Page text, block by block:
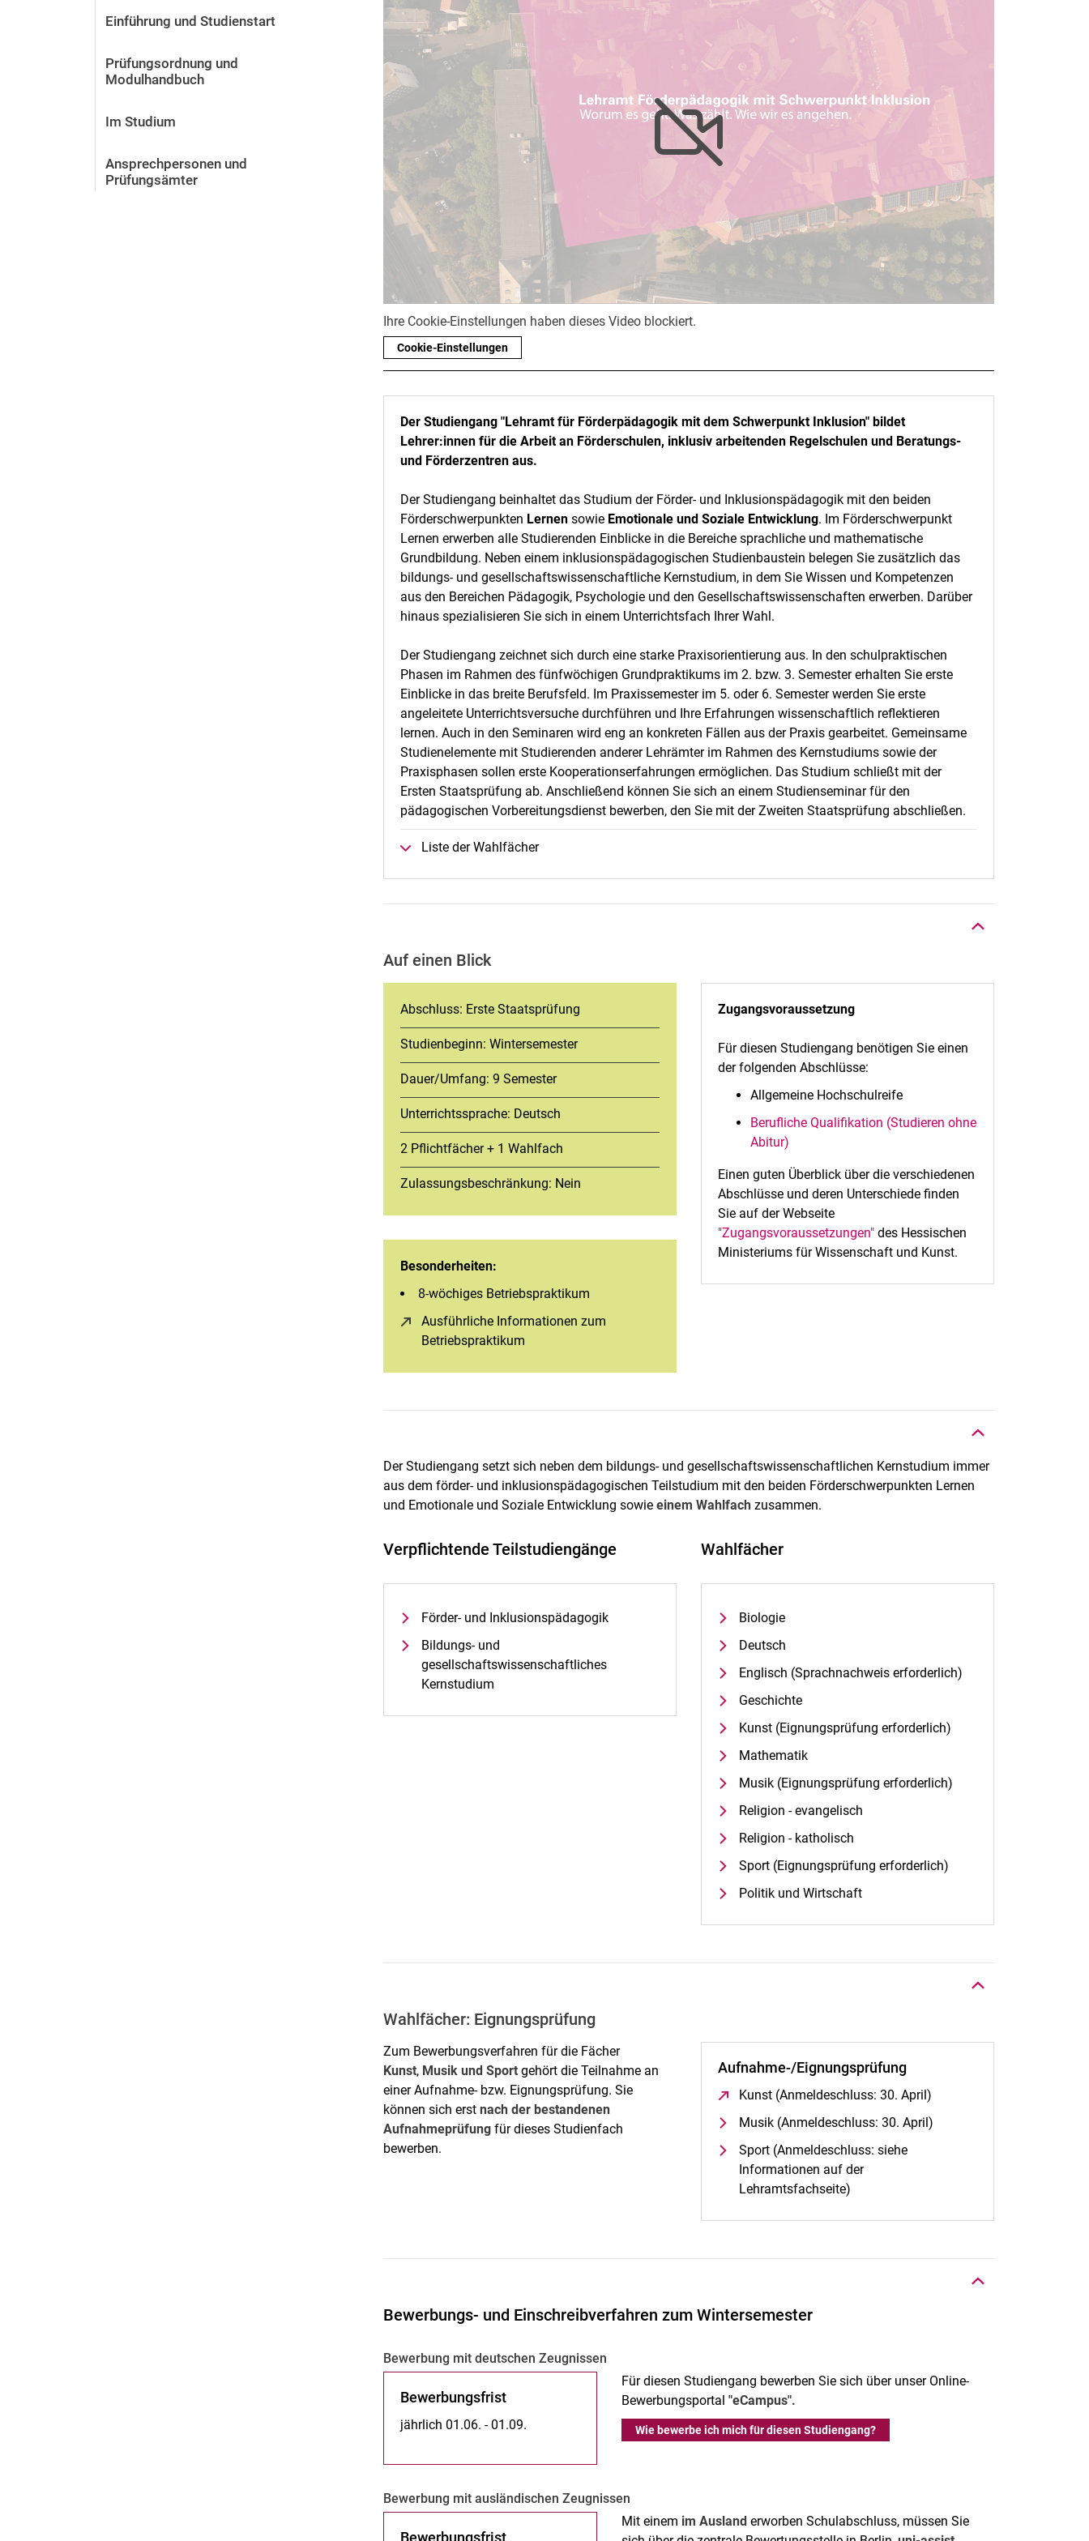
Alum­ni und Freunde
Kontakt und Standorte
Vor der Bewerbung
Nach der Bewerbung
Einführung und Studienstart
Prüfungsordnung und
Modulhandbuch
Im Studium
Ansprechpersonen und
Prüfungsämter
Ihre Cookie-Einstellungen haben dieses Video blockiert.
Cookie-Einstellungen
Der Studiengang "Lehramt für Förderpädagogik mit dem Schwerpunkt Inklusion" bildet
Lehrer:innen für die Arbeit an Förderschulen, inklusiv arbeitenden Regelschulen und Beratungs-
und Förderzentren aus.
Der Studiengang beinhaltet das Studium der Förder- und Inklusionspädagogik mit den beiden
Förderschwerpunkten Lernen sowie Emotionale und Soziale Entwicklung. Im Förderschwerpunkt
Lernen erwerben alle Studierenden Einblicke in die Bereiche sprachliche und mathematische
Grundbildung. Neben einem inklusionspädagogischen Studienbaustein belegen Sie zusätzlich das
bildungs- und gesellschaftswissenschaftliche Kernstudium, in dem Sie Wissen und Kompetenzen
aus den Bereichen Pädagogik, Psychologie und den Gesellschaftswissenschaften erwerben. Darüber
hinaus spezialisieren Sie sich in einem Unterrichtsfach Ihrer Wahl.
Der Studiengang zeichnet sich durch eine starke Praxisorientierung aus. In den schulpraktischen
Phasen im Rahmen des fünfwöchigen Grundpraktikums im 2. bzw. 3. Semester erhalten Sie erste
Einblicke in das breite Berufsfeld. Im Praxissemester im 5. oder 6. Semester werden Sie erste
angeleitete Unterrichtsversuche durchführen und Ihre Erfahrungen wissenschaftlich reflektieren
lernen. Auch in den Seminaren wird eng an konkreten Fällen aus der Praxis gearbeitet. Gemeinsame
Studienelemente mit Studierenden anderer Lehrämter im Rahmen des Kernstudiums sowie der
Praxisphasen sollen erste Kooperationserfahrungen ermöglichen. Das Studium schließt mit der
Ersten Staatsprüfung ab. Anschließend können Sie sich an einem Studienseminar für den
pädagogischen Vorbereitungsdienst bewerben, den Sie mit der Zweiten Staatsprüfung abschließen.
Liste der Wahlfächer
Nach oben
Auf einen Blick
Abschluss: Erste Staatsprüfung
Studienbeginn: Wintersemester
Dauer/Umfang: 9 Semester
Unterrichtssprache: Deutsch
2 Pflichtfächer + 1 Wahlfach
Zulassungsbeschränkung: Nein
Besonderheiten:
8-wöchiges Betriebspraktikum
Ausführliche Informationen zum
Betriebspraktikum
Zugangsvoraussetzung
Für diesen Studiengang benötigen Sie einen
der folgenden Abschlüsse:
Allgemeine Hochschulreife
Berufliche Qualifikation (Studieren ohne
Abitur)
Einen guten Überblick über die verschiedenen
Abschlüsse und deren Unterschiede finden
Sie auf der Webseite
"Zugangsvoraussetzungen" des Hessischen
Ministeriums für Wissenschaft und Kunst.
Der Studiengang setzt sich neben dem bildungs- und gesellschaftswissenschaftlichen Kernstudium immer
aus dem förder- und inklusionspädagogischen Teilstudium mit den beiden Förderschwerpunkten Lernen
und Emotionale und Soziale Entwicklung sowieeinem Wahlfachzusammen.
Verpflichtende Teilstudiengänge
Förder- und Inklusionspädagogik
Bildungs- und
gesellschaftswissenschaftliches
Kernstudium
Wahlfächer
Biologie
Deutsch
Englisch (Sprachnachweis erforderlich)
Geschichte
Kunst (Eignungsprüfung erforderlich)
Mathematik
Musik (Eignungsprüfung erforderlich)
Religion - evangelisch
Religion - katholisch
Sport (Eignungsprüfung erforderlich)
Politik und Wirtschaft
Nach oben
Wahlfächer: Eignungsprüfung
Zum Bewerbungsverfahren für die Fächer
Kunst, Musik und Sport gehört die Teilnahme an
einer Aufnahme- bzw. Eignungsprüfung. Sie
können sich erstnach der bestandenen
Aufnahmeprüfung für dieses Studienfach
bewerben.
Aufnahme-/Eignungsprüfung
Kunst (Anmeldeschluss: 30. April)
Musik (Anmeldeschluss: 30. April)
Sport (Anmeldeschluss: siehe
Informationen auf der
Lehramtsfachseite)
Nach oben
Bewerbungs- und Einschreibverfahren zum Wintersemester
Be­wer­bung mit deut­schen Zeug­nis­sen
Bewerbungsfrist
jährlich 01.06. - 01.09.
Für diesen Studiengang bewerben Sie sich über unser Online-
Bewerbungsportal"eCampus".
Wie bewerbe ich mich für diesen Studiengang?
Be­wer­bung mit aus­­län­­di­­schen Zeu­g­­nis­­sen
Be­wer­bungs­frist
Mit einem im Ausland erworben Schulabschluss, müssen Sie